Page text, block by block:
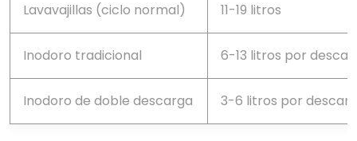
Lavavajillas (ciclo normal) 11-19 litros
Inodoro tradicional 6-13 litros por
Inodoro de doble descarga 3-6 litros por